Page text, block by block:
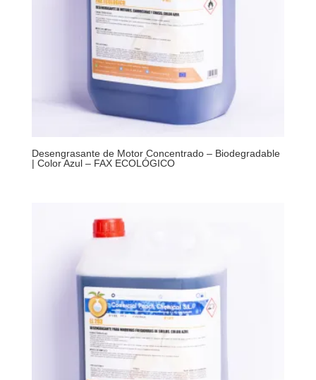
Desengrasante de Motor Concentrado – Biodegradable
| Color Azul – FAX ECOLÓGICO